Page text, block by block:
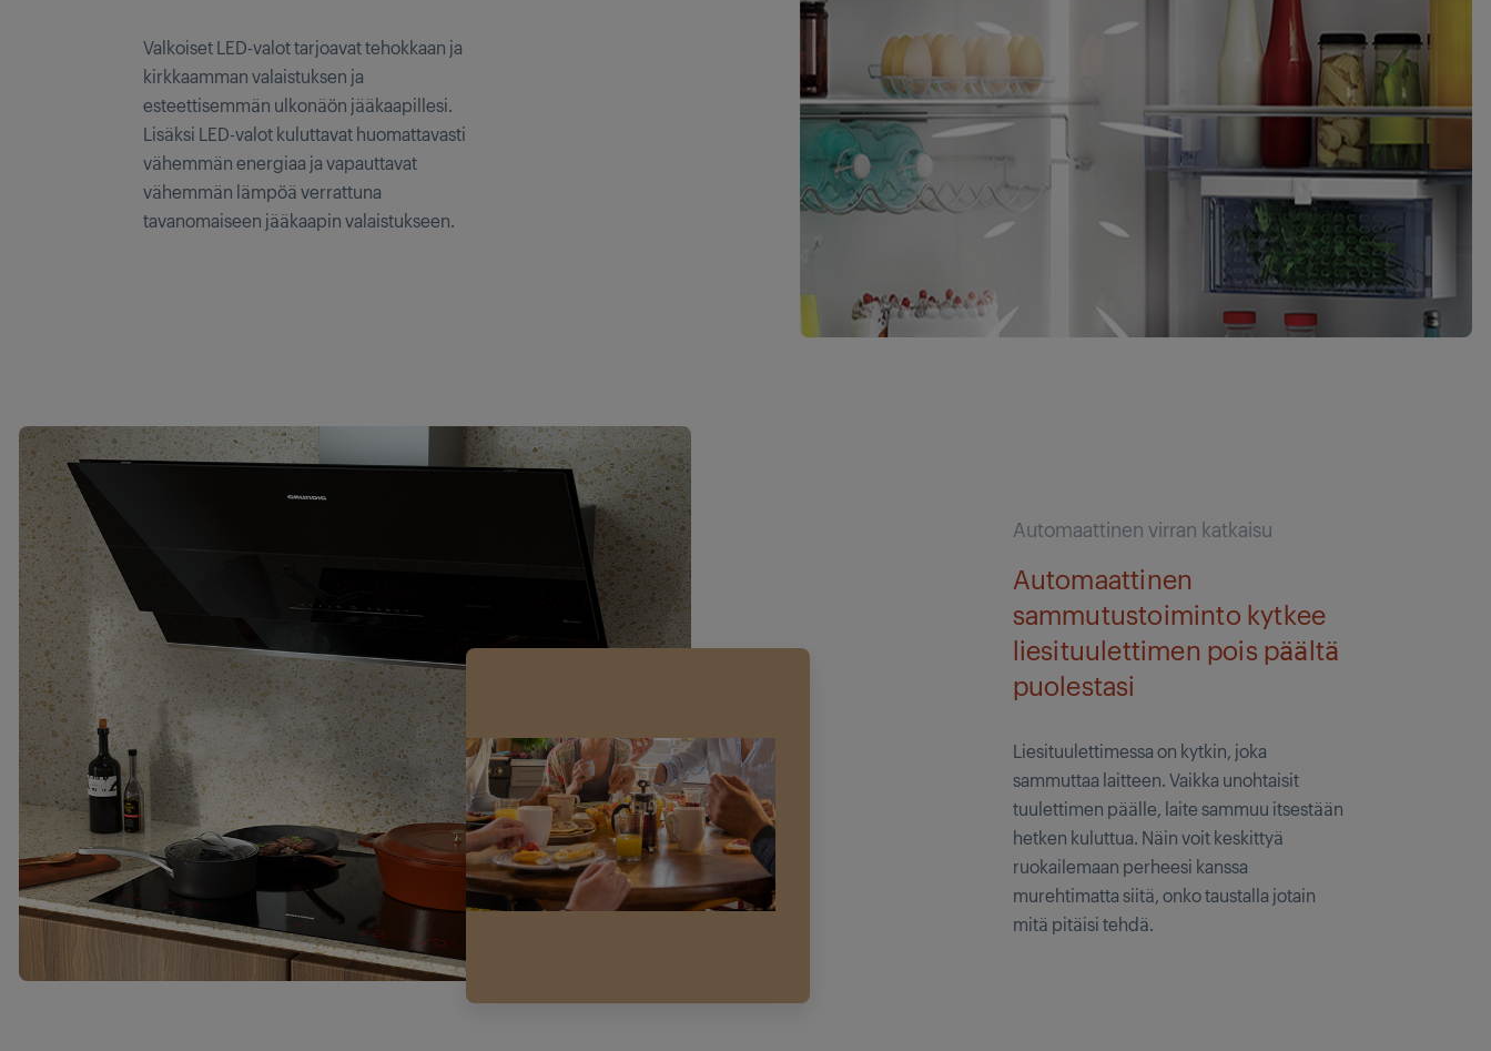
Valkoiset LED-valot tarjoavat tehokkaan ja
kirkkaamman valaistuksen ja
esteettisemmän ulkonäön jääkaapillesi.
Lisäksi LED-valot kuluttavat huomattavasti
vähemmän energiaa ja vapauttavat
vähemmän lämpöä verrattuna
tavanomaiseen jääkaapin valaistukseen.
Automaattinen virran katkaisu
Automaattinen
sammutustoiminto kytkee
liesituulettimen pois päältä
puolestasi
Liesituulettimessa on kytkin, joka
sammuttaa laitteen. Vaikka unohtaisit
tuulettimen päälle, laite sammuu itsestään
hetken kuluttua. Näin voit keskittyä
ruokailemaan perheesi kanssa
murehtimatta siitä, onko taustalla jotain
mitä pitäisi tehdä.